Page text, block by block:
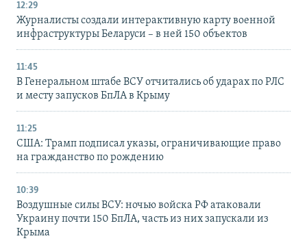
12:29
Журналисты создали интерактивную карту военной
инфраструктуры Беларуси – в ней 150 объектов
11:45
В Генеральном штабе ВСУ отчитались об ударах по РЛС
и месту запусков БпЛА в Крыму
11:25
США: Трамп подписал указы, ограничивающие право
на гражданство по рождению
10:39
Воздушные силы ВСУ: ночью войска РФ атаковали
Украину почти 150 БпЛА, часть из них запускали из
Крыма